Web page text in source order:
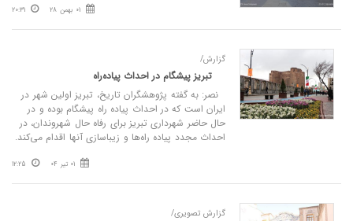
01 بهمن 28 20:31
گزارش/
تبریز پیشگام در احداث پیاده‌راه‌
نصر: به گفته پژوهشگران تاریخ، تبریز اولین شهر در
ایران است که در احداث پیاده راه پیشگام بوده و در
حال حاضر شهرداری تبریز برای رفاه حال شهروندان، در
احداث‌ مجدد پیاده راه‌ها و زیباسازی آنها اقدام می‌کند.
01 تیر 04 12:25
گزارش تصویری/